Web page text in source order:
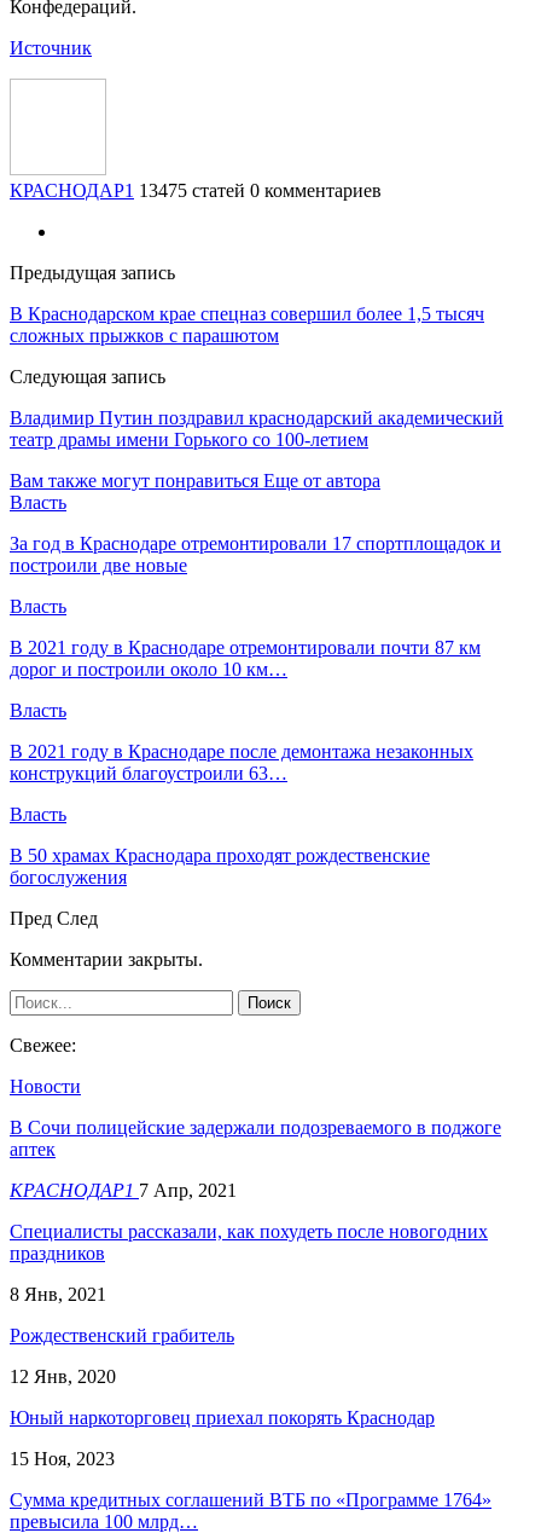
Конфедераций.
Источник
КРАСНОДАР1 13475 статей 0 комментариев
Предыдущая запись
В Краснодарском крае спецназ совершил более 1,5 тысяч
сложных прыжков с парашютом
Следующая запись
Владимир Путин поздравил краснодарский академический
театр драмы имени Горького со 100-летием
Вам также могут понравиться Еще от автора
Власть
За год в Краснодаре отремонтировали 17 спортплощадок и
построили две новые
Власть
В 2021 году в Краснодаре отремонтировали почти 87 км
дорог и построили около 10 км…
Власть
В 2021 году в Краснодаре после демонтажа незаконных
конструкций благоустроили 63…
Власть
В 50 храмах Краснодара проходят рождественские
богослужения
Пред След
Комментарии закрыты.
Свежее:
Новости
В Сочи полицейские задержали подозреваемого в поджоге
аптек
КРАСНОДАР1 7 Апр, 2021
Специалисты рассказали, как похудеть после новогодних
праздников
8 Янв, 2021
Рождественский грабитель
12 Янв, 2020
Юный наркоторговец приехал покорять Краснодар
15 Ноя, 2023
Сумма кредитных соглашений ВТБ по «Программе 1764»
превысила 100 млрд…